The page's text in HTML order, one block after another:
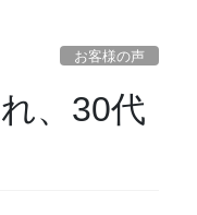
お客様の声
、30代